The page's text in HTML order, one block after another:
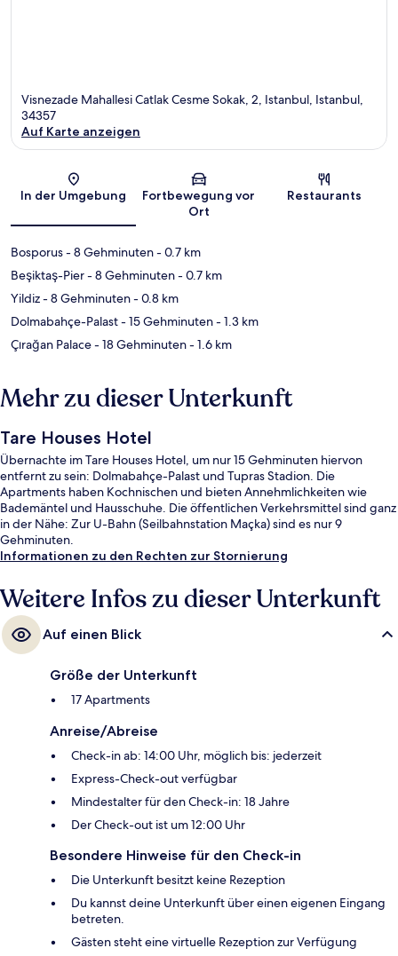
Visnezade Mahallesi Catlak Cesme Sokak, 2, Istanbul, Istanbul,
34357
Auf Karte anzeigen
In der Umgebung
Fortbewegung vor
Ort
Restaurants
Bosporus- 8 Gehminuten- 0.7 km
Beşiktaş-Pier- 8 Gehminuten- 0.7 km
Yildiz- 8 Gehminuten- 0.8 km
Dolmabahçe-Palast- 15 Gehminuten- 1.3 km
Çırağan Palace- 18 Gehminuten- 1.6 km
Mehr zu dieser Unterkunft
Tare Houses Hotel
Übernachte im Tare Houses Hotel, um nur 15 Gehminuten hiervon
entfernt zu sein: Dolmabahçe-Palast und Tupras Stadion. Die
Apartments haben Kochnischen und bieten Annehmlichkeiten wie
Bademäntel und Hausschuhe. Die öffentlichen Verkehrsmittel sind ganz
in der Nähe: Zur U-Bahn (Seilbahnstation Maçka) sind es nur 9
Gehminuten.
Informationen zu den Rechten zur Stornierung
Weitere Infos zu dieser Unterkunft
Auf einen Blick
Größe der Unterkunft
17 Apartments
Anreise/Abreise
Check-in ab: 14:00 Uhr, möglich bis: jederzeit
Express-Check-out verfügbar
Mindestalter für den Check-in: 18 Jahre
Der Check-out ist um 12:00 Uhr
Besondere Hinweise für den Check-in
Die Unterkunft besitzt keine Rezeption
Du kannst deine Unterkunft über einen eigenen Eingang
betreten.
Gästen steht eine virtuelle Rezeption zur Verfügung